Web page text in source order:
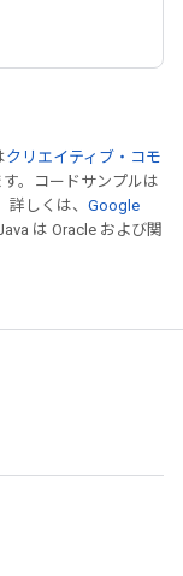
クリエイティブ・コモ
。コードサンプルは
詳しくは、 Google
は Oracle および関